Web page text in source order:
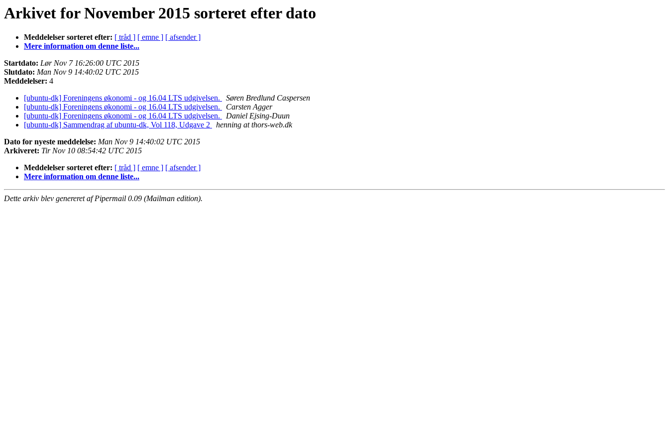
Arkivet for November 2015 sorteret efter dato
Meddelelser sorteret efter: [ tråd ] [ emne ] [ afsender ]
Mere information om denne liste...
Startdato: Lør Nov 7 16:26:00 UTC 2015
Slutdato: Man Nov 9 14:40:02 UTC 2015
Meddelelser: 4
[ubuntu-dk] Foreningens økonomi - og 16.04 LTS udgivelsen.
Søren Bredlund Caspersen
[ubuntu-dk] Foreningens økonomi - og 16.04 LTS udgivelsen.
Carsten Agger
[ubuntu-dk] Foreningens økonomi - og 16.04 LTS udgivelsen.
Daniel Ejsing-Duun
[ubuntu-dk] Sammendrag af ubuntu-dk, Vol 118, Udgave 2
henning at thors-web.dk
Dato for nyeste meddelelse: Man Nov 9 14:40:02 UTC 2015
Arkiveret: Tir Nov 10 08:54:42 UTC 2015
Meddelelser sorteret efter: [ tråd ] [ emne ] [ afsender ]
Mere information om denne liste...
Dette arkiv blev genereret af Pipermail 0.09 (Mailman edition).